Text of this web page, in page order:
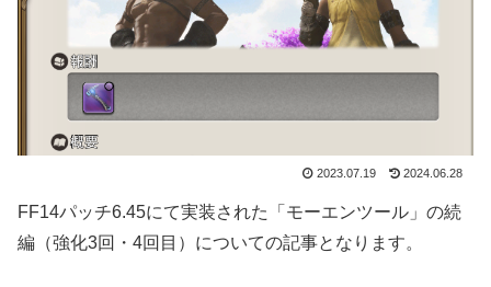
2023.07.19 2024.06.28
FF14パッチ6.45にて実装された「モーエンツール」の続
編（強化3回・4回目）についての記事となります。